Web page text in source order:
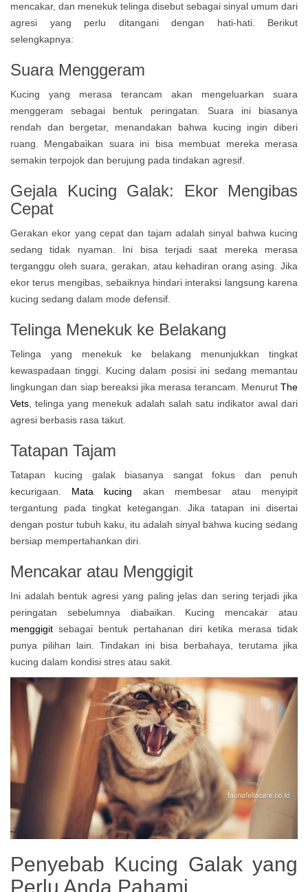
mencakar, dan menekuk telinga disebut sebagai sinyal umum dari
agresi yang perlu ditangani dengan hati-hati. Berikut
selengkapnya:
Suara Menggeram
Kucing yang merasa terancam akan mengeluarkan suara
menggeram sebagai bentuk peringatan. Suara ini biasanya
rendah dan bergetar, menandakan bahwa kucing ingin diberi
ruang. Mengabaikan suara ini bisa membuat mereka merasa
semakin terpojok dan berujung pada tindakan agresif.
Gejala Kucing Galak: Ekor Mengibas
Cepat
Gerakan ekor yang cepat dan tajam adalah sinyal bahwa kucing
sedang tidak nyaman. Ini bisa terjadi saat mereka merasa
terganggu oleh suara, gerakan, atau kehadiran orang asing. Jika
ekor terus mengibas, sebaiknya hindari interaksi langsung karena
kucing sedang dalam mode defensif.
Telinga Menekuk ke Belakang
Telinga yang menekuk ke belakang menunjukkan tingkat
kewaspadaan tinggi. Kucing dalam posisi ini sedang memantau
lingkungan dan siap bereaksi jika merasa terancam. Menurut The
Vets, telinga yang menekuk adalah salah satu indikator awal dari
agresi berbasis rasa takut.
Tatapan Tajam
Tatapan kucing galak biasanya sangat fokus dan penuh
kecurigaan. Mata kucing akan membesar atau menyipit
tergantung pada tingkat ketegangan. Jika tatapan ini disertai
dengan postur tubuh kaku, itu adalah sinyal bahwa kucing sedang
bersiap mempertahankan diri.
Mencakar atau Menggigit
Ini adalah bentuk agresi yang paling jelas dan sering terjadi jika
peringatan sebelumnya diabaikan. Kucing mencakar atau
menggigit sebagai bentuk pertahanan diri ketika merasa tidak
punya pilihan lain. Tindakan ini bisa berbahaya, terutama jika
kucing dalam kondisi stres atau sakit.
Penyebab Kucing Galak yang
Perlu Anda Pahami